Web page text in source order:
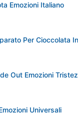
Emozioni Italiano
Per Cioccolata
Out Emozioni
Universali